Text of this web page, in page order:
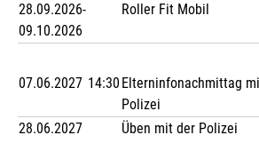
28.09.2026-
09.10.2026
Roller Fit Mobil
07.06.2027 14:30 Elterninfonachmittag
Polizei
28.06.2027
Üben mit der Polizei